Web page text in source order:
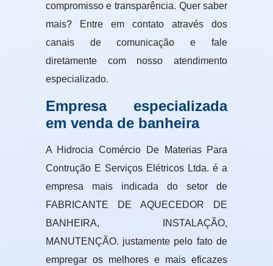
compromisso e transparência. Quer saber
mais? Entre em contato através dos
canais de comunicação e fale
diretamente com nosso atendimento
especializado.
Empresa especializada
em venda de banheira
A Hidrocia Comércio De Materias Para
Contrução E Serviços Elétricos Ltda. é a
empresa mais indicada do setor de
FABRICANTE DE AQUECEDOR DE
BANHEIRA, INSTALAÇÃO,
MANUTENÇÃO. justamente pelo fato de
empregar os melhores e mais eficazes